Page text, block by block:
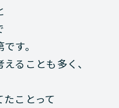
す。
ることも多く、
たことって